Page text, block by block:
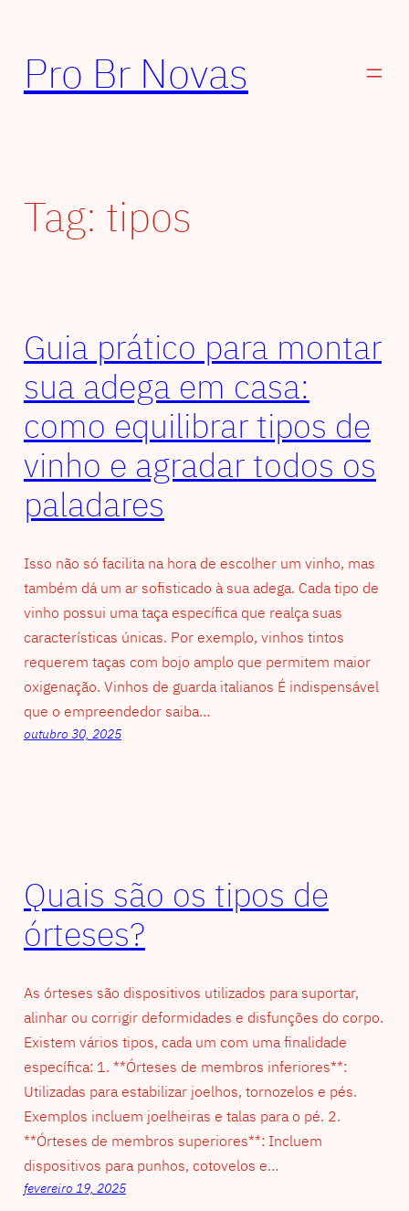
conteúdo
Pro Br Novas
Tag: tipos
Guia prático para montar
sua adega em casa:
como equilibrar tipos de
vinho e agradar todos os
paladares
Isso não só facilita na hora de escolher um vinho, mas
também dá um ar sofisticado à sua adega. Cada tipo de
vinho possui uma taça específica que realça suas
características únicas. Por exemplo, vinhos tintos
requerem taças com bojo amplo que permitem maior
oxigenação. Vinhos de guarda italianos É indispensável
que o empreendedor saiba…
outubro 30, 2025
Quais são os tipos de
órteses?
As órteses são dispositivos utilizados para suportar,
alinhar ou corrigir deformidades e disfunções do corpo.
Existem vários tipos, cada um com uma finalidade
específica: 1. **Órteses de membros inferiores**:
Utilizadas para estabilizar joelhos, tornozelos e pés.
Exemplos incluem joelheiras e talas para o pé. 2.
**Órteses de membros superiores**: Incluem
dispositivos para punhos, cotovelos e…
fevereiro 19, 2025